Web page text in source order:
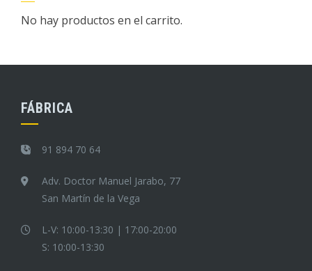
No hay productos en el carrito.
FÁBRICA
91 894 70 64
Adv. Doctor Manuel Jarabo, 77
San Martín de la Vega
L-V: 10:00-13:30 | 17:00-20:00
S: 10:00-13:30